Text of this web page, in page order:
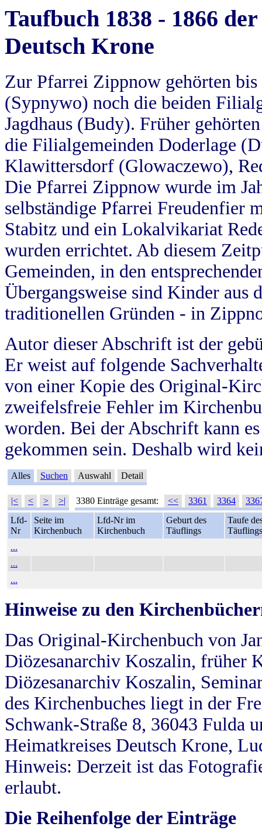
Taufbuch 1838 - 1866
Deutsch Krone
Zur Pfarrei Zippnow gehörten
(Sypnywo) noch die beiden
Jagdhaus (Budy). Früher
die Filialgemeinden Doderlage
Klawittersdorf (Glowaczewo),
Die Pfarrei Zippnow wurde im
selbständige Pfarrei Freudenfier
Stabitz und ein Lokalvikariat
wurden errichtet. Ab diesem
Gemeinden, in den
Übergangsweise sind Kinder aus
traditionellen Gründen - in
Autor dieser Abschrift ist der
Er weist auf folgende
von einer Kopie des Original-
zweifelsfreie Fehler im
worden. Bei der Abschrift kann
gekommen sein. Deshalb wird
Alles Suchen Auswahl Detail
|< < > >| 3380 Einträge gesamt: << 3361 3364
Lfd-
Nr
Seite im
Kirchenbuch
Lfd-Nr im
Kirchenbuch
Geburt des
Täuflings
Taufe
Täuflings
...
...
...
Hinweise zu den
Das Original-Kirchenbuch von
Diözesanarchiv Koszalin, früher
Diözesanarchiv Koszalin,
des Kirchenbuches liegt in der
Schwank-Straße 8, 36043 Fulda
Heimatkreises Deutsch Krone,
Hinweis: Derzeit ist das
erlaubt.
Die Reihenfolge der Einträge